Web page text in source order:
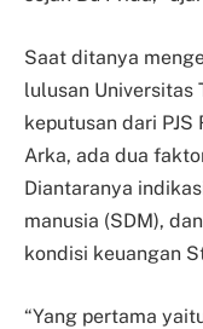
Saat ditanya
lulusan Universitas
keputusan dari
Arka, ada dua
Diantaranya
manusia (SDM),
kondisi keuangan
“Yang pertama